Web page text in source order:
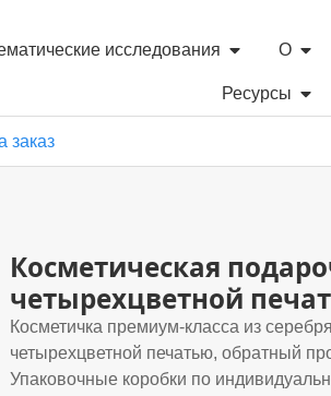
исследования О
Ресурсы
заказ
Косметическая
четырехцветной
Косметичка премиум-класса из
четырехцветной печатью, обратный
Упаковочные коробки по